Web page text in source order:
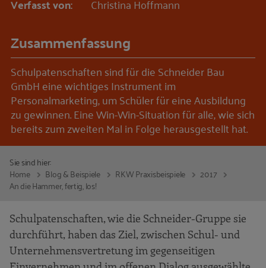
Verfasst von: Christina Hoffmann
Zusammenfassung
Schulpatenschaften sind für die Schneider Bau
GmbH eine wichtiges Instrument im
Personalmarketing, um Schüler für eine Ausbildung
zu gewinnen. Eine Win-Win-Situation für alle, wie sich
bereits zum zweiten Mal in Folge herausgestellt hat.
Sie sind hier:
Home
Blog & Beispiele RKW Praxisbeispiele
2017
An die Hammer, fertig, los!
Schulpatenschaften, wie die Schneider-Gruppe sie
durchführt, haben das Ziel, zwischen Schul- und
Unternehmensvertretung im gegenseitigen